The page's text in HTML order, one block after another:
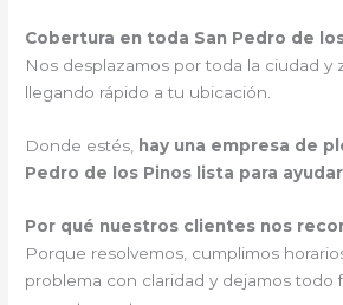
Cobertura en toda San Pedro de
Nos desplazamos por toda la ciudad y
llegando rápido a tu ubicación.
Donde estés,
hay una empresa de
Pedro de los Pinos lista para
Por qué nuestros clientes nos
Porque resolvemos, cumplimos
problema con claridad y dejamos todo